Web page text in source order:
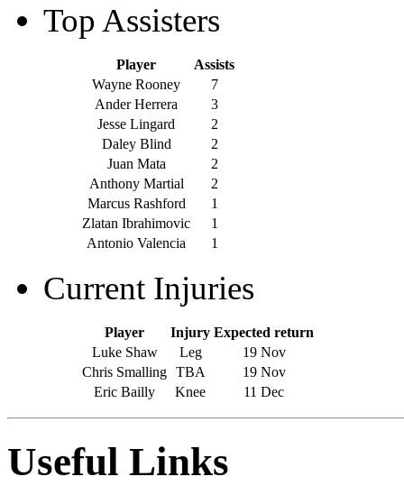
Top Assisters
Player
Assists
Wayne Rooney
7
Ander Herrera
3
Jesse Lingard
2
Daley Blind
2
Juan Mata
2
Anthony Martial
2
Marcus Rashford
1
Zlatan Ibrahimovic
1
Antonio Valencia
1
Current Injuries
Player Injury Expected return
Luke Shaw
Leg
19 Nov
Chris Smalling TBA
19 Nov
Eric Bailly
Knee 11 Dec
Useful Links